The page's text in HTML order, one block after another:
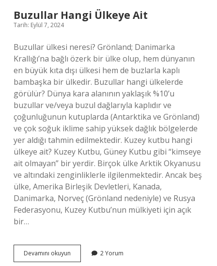
Buzullar Hangi Ülkeye Ait
Tarih: Eylül 7, 2024
Buzullar ülkesi neresi? Grönland; Danimarka
Krallığı’na bağlı özerk bir ülke olup, hem dünyanın
en büyük kıta dışı ülkesi hem de buzlarla kaplı
bambaşka bir ülkedir. Buzullar hangi ülkelerde
görülür? Dünya kara alanının yaklaşık %10’u
buzullar ve/veya buzul dağlarıyla kaplıdır ve
çoğunluğunun kutuplarda (Antarktika ve Grönland)
ve çok soğuk iklime sahip yüksek dağlık bölgelerde
yer aldığı tahmin edilmektedir. Kuzey kutbu hangi
ülkeye ait? Kuzey Kutbu, Güney Kutbu gibi “kimseye
ait olmayan” bir yerdir. Birçok ülke Arktik Okyanusu
ve altındaki zenginliklerle ilgilenmektedir. Ancak beş
ülke, Amerika Birleşik Devletleri, Kanada,
Danimarka, Norveç (Grönland nedeniyle) ve Rusya
Federasyonu, Kuzey Kutbu’nun mülkiyeti için açık
bir…
Devamını okuyun Buzullar
Hangi
2 Yorum